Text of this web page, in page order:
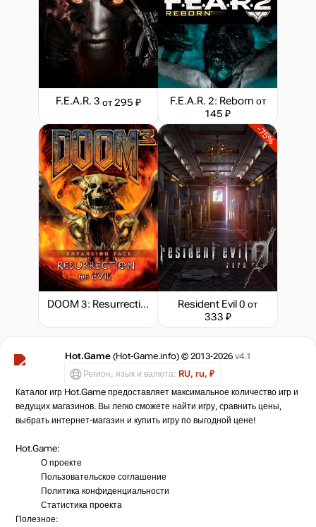
F.E.A.R. 3 от 295 ₽ F.E.A.R. 2: Reborn от
145 ₽
DOOM 3: Resurrection of Evil
-75%
Resident Evil 0 от
333 ₽
Hot.Game (Hot-Game.info) © 2013-2026 v4.1
Регион, язык и валюта: RU, ru, ₽
Каталог игр Hot.Game предоставляет максимальное количество игр и
ведущих магазинов. Вы легко сможете найти игру, сравнить цены,
выбрать интернет-магазин и купить игру по выгодной цене!
Hot.Game:
О проекте
Пользовательское соглашение
Политика конфиденциальности
Статистика проекта
Полезное: